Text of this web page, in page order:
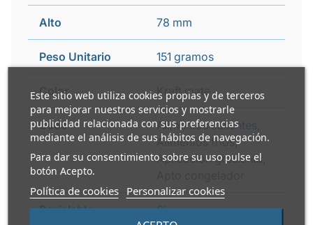
Este sitio web utiliza cookies propias y de terceros
para mejorar nuestros servicios y mostrarle
publicidad relacionada con sus preferencias
mediante el análisis de sus hábitos de navegación.
Para dar su consentimiento sobre su uso pulse el
botón Acepto.
Política de cookies Personalizar cookies
Alto 78 mm
Peso Unitario 151 gramos
Color Kraft mate
Usos
Alimentos calientes,
Alimentos fríos,
Aplicación grasienta,
Reciclable Si